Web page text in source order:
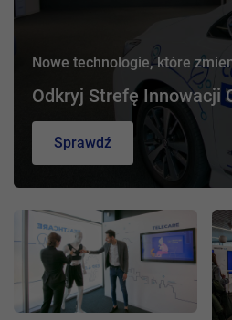
Nowe technologie, które
Odkryj Strefę Innowacji
Sprawdź